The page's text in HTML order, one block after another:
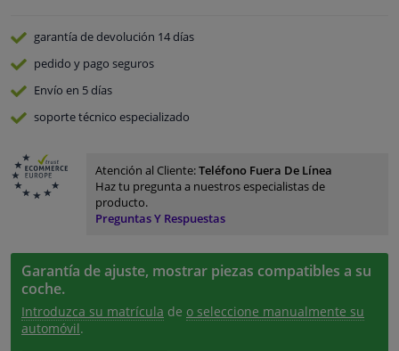
garantía de devolución 14 días
pedido y pago seguros
Envío en 5 días
soporte técnico especializado
Atención al Cliente:Teléfono Fuera De Línea
Haz tu pregunta a nuestros especialistas de
producto.
Preguntas Y Respuestas
Garantía de ajuste, mostrar piezas compatibles a su
coche.
Introduzca su matrícula de o seleccione manualmente su
automóvil.